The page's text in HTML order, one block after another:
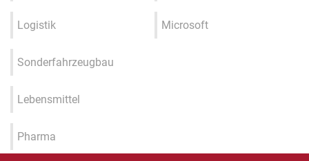
Logistik
Sonderfahrzeugbau
Lebensmittel
Pharma
Microsoft